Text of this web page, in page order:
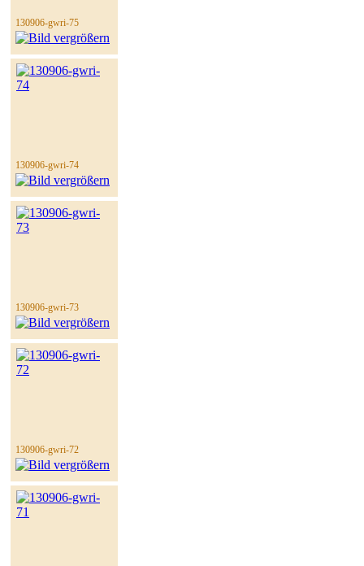
130906-gwri-75
130906-gwri-74
130906-gwri-73
130906-gwri-72